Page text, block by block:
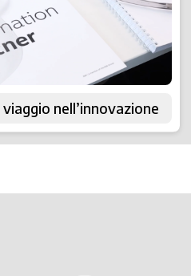
nell’innovazione